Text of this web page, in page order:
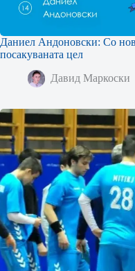
Даниел Андоновски: Со
посакуваната цел
Давид Маркоски